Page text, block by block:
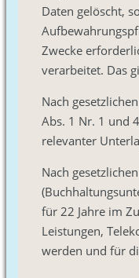
Daten gelöscht,
Zwecke
verarbeitet. Das
Nach
Abs. 1 Nr. 1 und
relevanter
Nach
für 22 Jahre im
Leistungen,
werden und für